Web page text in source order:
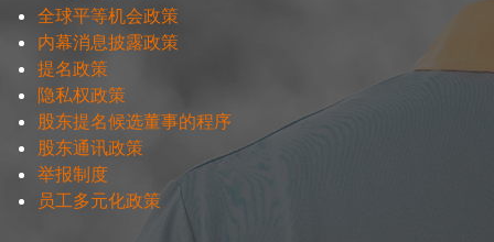
全球平等机会政策
内幕消息披露政策
提名政策
隐私权政策
股东提名候选董事的程序
股东通讯政策
举报制度
员工多元化政策